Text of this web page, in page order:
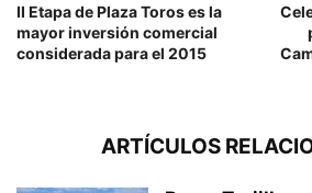
II Etapa de Plaza Toros es la
mayor inversión comercial
considerada para el 2015
ARTÍCULOS